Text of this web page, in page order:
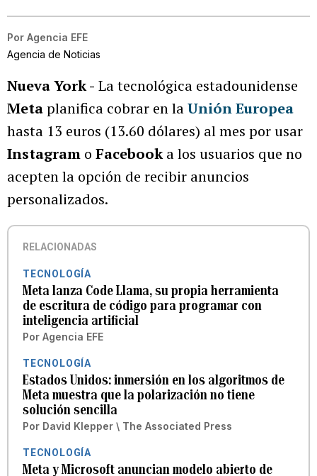
Por Agencia EFE
Agencia de Noticias
Nueva York - La tecnológica estadounidense
Metaplanifica cobrar en laUnión Europea
hasta 13 euros (13.60 dólares) al mes por usar
Instagram o Facebooka los usuarios que no
acepten la opción de recibir anuncios
personalizados.
RELACIONADAS
TECNOLOGÍA
Meta lanza Code Llama, su propia herramienta
de escritura de código para programar con
inteligencia artificial
Por Agencia EFE
TECNOLOGÍA
Estados Unidos: inmersión en los algoritmos de
Meta muestra que la polarización no tiene
solución sencilla
Por David Klepper \ The Associated Press
TECNOLOGÍA
Meta y Microsoft anuncian modelo abierto de